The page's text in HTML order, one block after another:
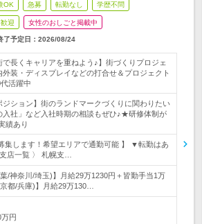
OK 急募 転勤なし 学歴不問
迎 女性のおしごと掲載中
了予定日： 2026/08/24
で長くキャリアを重ねよう♪】街づくりプロジェ
外装・ディスプレイなどの打合せ＆プロジェクト
活躍中
ジション】街のランドマークづくりに関わりたい
社」など入社時期の相談もぜひ♪★研修体制が
績あり
集します！希望エリアで通勤可能 】 ▼転勤はあ
店一覧 〉 札幌支…
葉/神奈川/埼玉)】月給29万1230円＋皆勤手当1万
都/兵庫)】月給29万130…
円